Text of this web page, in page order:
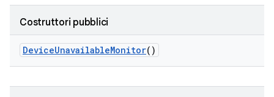
Costruttori pubblici
DeviceUnavailableMonitor()